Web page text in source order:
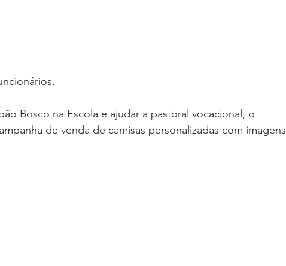
Bosco na Escola e ajudar a pastoral vocacional, o
de venda de camisas personalizadas com imagens